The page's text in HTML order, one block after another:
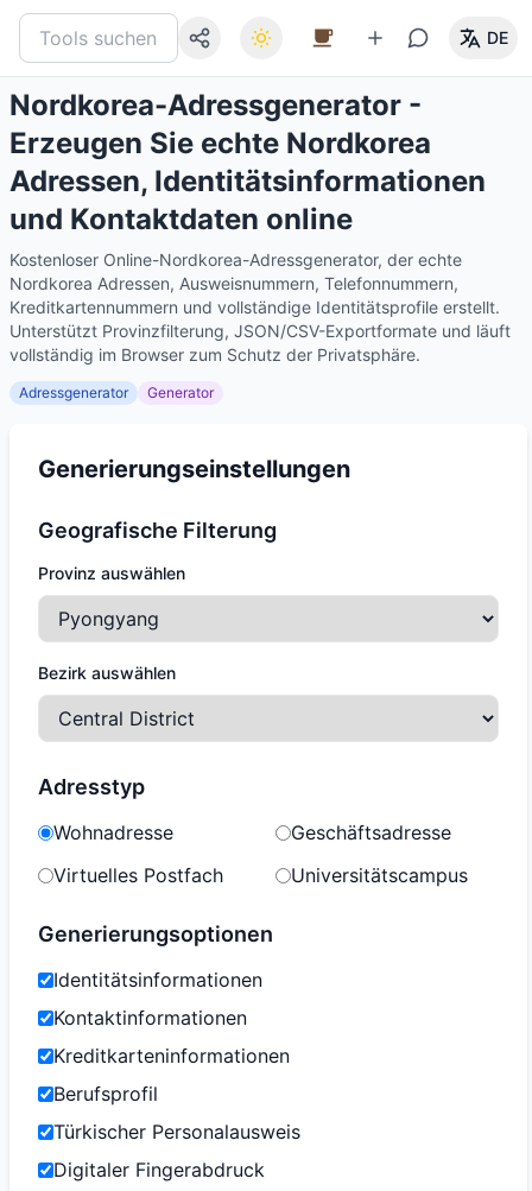
DE
Nordkorea-Adressgenerator -
Erzeugen Sie echte Nordkorea
Adressen, Identitätsinformationen
und Kontaktdaten online
Kostenloser Online-Nordkorea-Adressgenerator, der echte
Nordkorea Adressen, Ausweisnummern, Telefonnummern,
Kreditkartennummern und vollständige Identitätsprofile erstellt.
Unterstützt Provinzfilterung, JSON/CSV-Exportformate und läuft
vollständig im Browser zum Schutz der Privatsphäre.
Adressgenerator Generator
Generierungseinstellungen
Geografische Filterung
Provinz auswählen
Bezirk auswählen
Adresstyp
Wohnadresse
Geschäftsadresse
Virtuelles Postfach
Universitätscampus
Generierungsoptionen
Identitätsinformationen
Kontaktinformationen
Kreditkarteninformationen
Berufsprofil
Türkischer Personalausweis
Digitaler Fingerabdruck